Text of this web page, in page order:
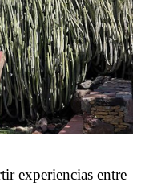
experiencias entre